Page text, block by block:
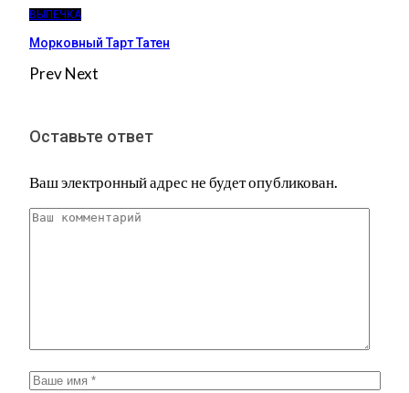
ВЫПЕЧКА
Морковный Тарт Татен
PrevNext
Оставьте ответ
Ваш электронный адрес не будет опубликован.